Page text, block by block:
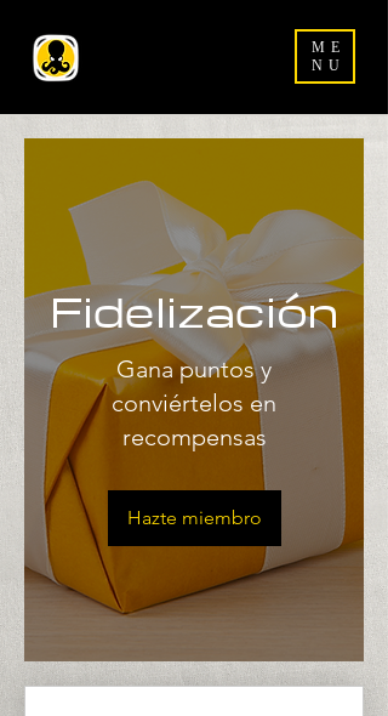
ME
NU
Fidelización
Gana puntos y
conviértelos en
recompensas
Hazte miembro